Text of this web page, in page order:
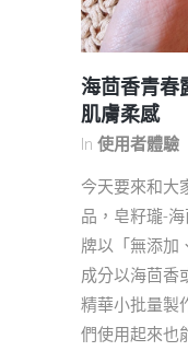
海茴香青春
肌膚柔感
In 使用者體驗
今天要來和大
品，皂籽瓏-
牌以「無添加
成分以海茴香
精華小批量製
們使用起來也